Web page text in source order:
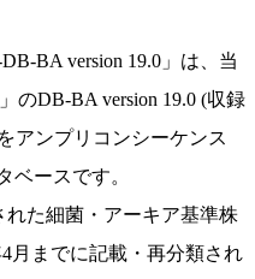
BA version 19.0」は、当
のDB-BA version 19.0 (収録
アンプリコンシーケンス
ベースです。
れた細菌・アーキア基準株
月までに記載・再分類され